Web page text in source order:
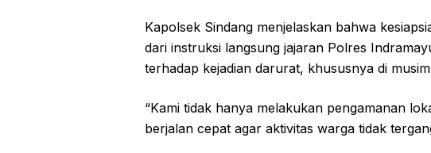
Kapolsek Sindang menjelaskan bahwa
dari instruksi langsung jajaran Polres
terhadap kejadian darurat, khususnya di
“Kami tidak hanya melakukan pengamanan
berjalan cepat agar aktivitas warga tidak